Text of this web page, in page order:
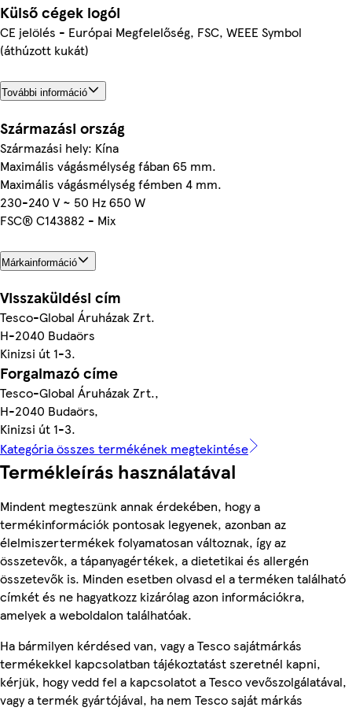
Külső cégek logói
CE jelölés - Európai Megfelelőség, FSC, WEEE Symbol
(áthúzott kukát)
További információ
Származási ország
Származási hely: Kína
Maximális vágásmélység fában 65 mm.
Maximális vágásmélység fémben 4 mm.
230-240 V ~ 50 Hz 650 W
FSC® C143882 - Mix
Márkainformáció
Visszaküldési cím
Tesco-Global Áruházak Zrt.
H-2040 Budaörs
Kinizsi út 1-3.
Forgalmazó címe
Tesco-Global Áruházak Zrt.,
H-2040 Budaörs,
Kinizsi út 1-3.
Kategória összes termékének megtekintése
Termékleírás használatával
Mindent megteszünk annak érdekében, hogy a
termékinformációk pontosak legyenek, azonban az
élelmiszertermékek folyamatosan változnak, így az
összetevők, a tápanyagértékek, a dietetikai és allergén
összetevők is. Minden esetben olvasd el a terméken található
címkét és ne hagyatkozz kizárólag azon információkra,
amelyek a weboldalon találhatóak.
Ha bármilyen kérdésed van, vagy a Tesco sajátmárkás
termékekkel kapcsolatban tájékoztatást szeretnél kapni,
kérjük, hogy vedd fel a kapcsolatot a Tesco vevőszolgálatával,
vagy a termék gyártójával, ha nem Tesco saját márkás